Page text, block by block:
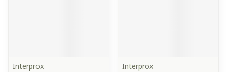
Interprox
Interprox